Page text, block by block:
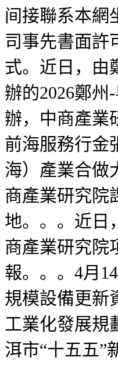
间接聯系本網
司事先書面許
式。近日，由
辦的2026鄭
辦，中商產業
前海服務行金
海）產業合做
商產業研究院
地。。。近日
商產業研究院
報。。。4月
規模設備更新
工業化發展規
洱市“十五五”